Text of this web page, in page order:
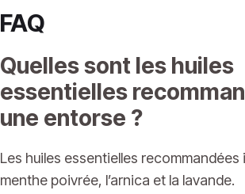
FAQ
Quelles sont les huiles
essentielles
une entorse ?
Les huiles essentielles recommandées
menthe poivrée, l’arnica et la lavande.